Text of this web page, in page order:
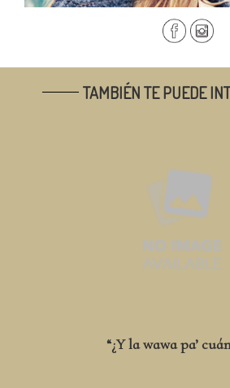
TAMBIÉN TE PUEDE
“¿Y la wawa pa’